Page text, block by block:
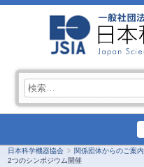
日本科学機器協会 関係団体からのご案内
2つのシンポジウム開催